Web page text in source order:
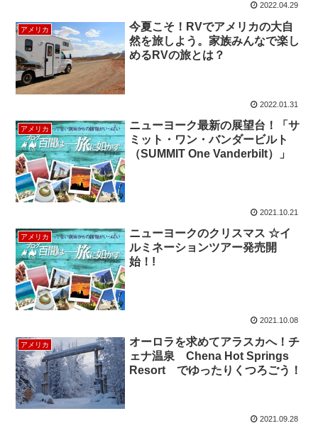
2022.04.29
アメリカ
今夏こそ！RVでアメリカの大自
然を旅しよう。家族みんなで楽し
めるRVの旅とは？
2022.01.31
アメリカ
ニューヨーク最新の展望台！「サ
ミット・ワン・バンダービルト
（SUMMIT One Vanderbilt）」
2021.10.21
アメリカ
ニューヨークのクリスマス ☆イ
ルミネーションツアー発売開
始！!
2021.10.08
アメリカ
オーロラを求めてアラスカへ！チ
ェナ温泉 Chena Hot Springs
Resort でゆったりくつろごう！
2021.09.28